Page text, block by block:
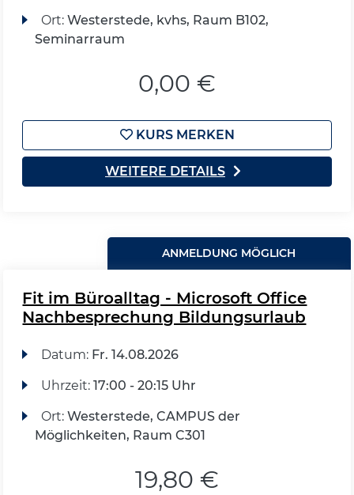
Ort: Westerstede, kvhs, Raum B102,
Seminarraum
0,00 €
KURS MERKEN
WEITERE DETAILS
ANMELDUNG MÖGLICH
Fit im Büroalltag - Microsoft Office
Nachbesprechung Bildungsurlaub
Datum: Fr. 14.08.2026
Uhrzeit: 17:00 - 20:15 Uhr
Ort: Westerstede, CAMPUS der
Möglichkeiten, Raum C301
19,80 €